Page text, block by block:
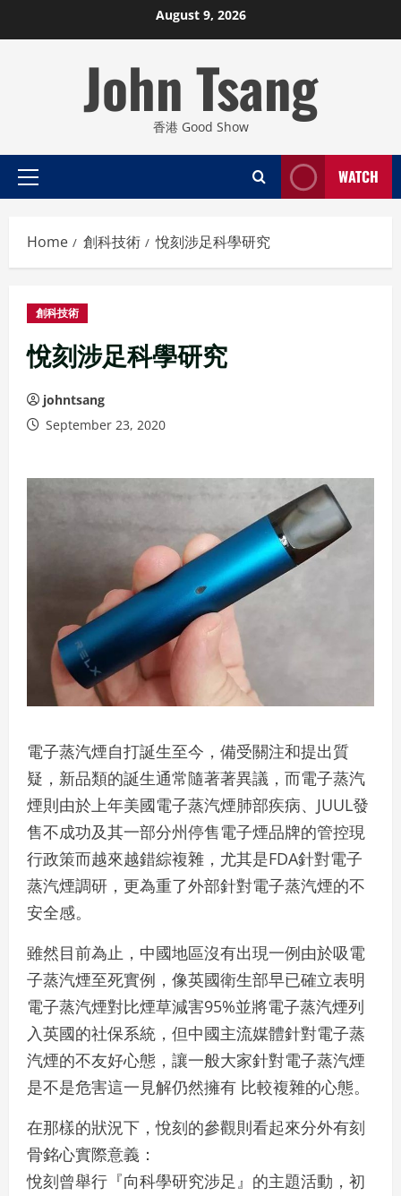
to
August 9, 2026
John Tsang
香港 Good Show
Primary
WATCH
Home 創科技術 悅刻涉足科學研究
創科技術
悅刻涉足科學研究
johntsang
September 23, 2020
電子蒸汽煙自打誕生至今，備受關注和提出質
疑，新品類的誕生通常隨著著異議，而電子蒸汽
煙則由於上年美國電子蒸汽煙肺部疾病、JUUL發
售不成功及其一部分州停售電子煙品牌的管控現
行政策而越來越錯綜複雜，尤其是FDA針對電子
蒸汽煙調研，更為重了外部針對電子蒸汽煙的不
安全感。
雖然目前為止，中國地區沒有出現一例由於吸電
子蒸汽煙至死實例，像英國衛生部早已確立表明
電子蒸汽煙對比煙草減害95%並將電子蒸汽煙列
入英國的社保系統，但中國主流媒體針對電子蒸
汽煙的不友好心態，讓一般大家針對電子蒸汽煙
是不是危害這一見解仍然擁有 比較複雜的心態。
在那樣的狀況下，悅刻的參觀則看起來分外有刻
骨銘心實際意義：
悅刻曾舉行『向科學研究涉足』的主題活動，初